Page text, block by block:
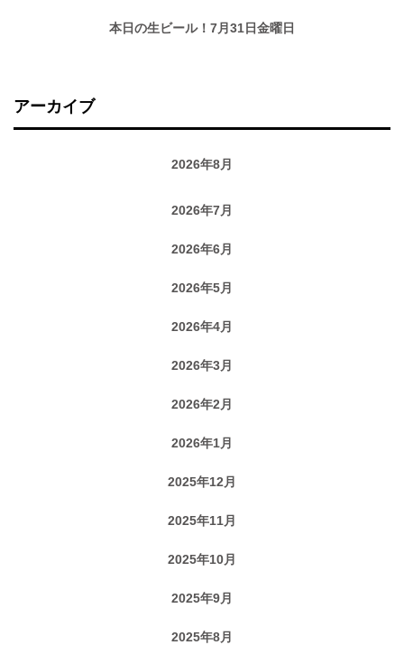
本日の生ビール！7月31日金曜日
アーカイブ
2026年8月
2026年7月
2026年6月
2026年5月
2026年4月
2026年3月
2026年2月
2026年1月
2025年12月
2025年11月
2025年10月
2025年9月
2025年8月